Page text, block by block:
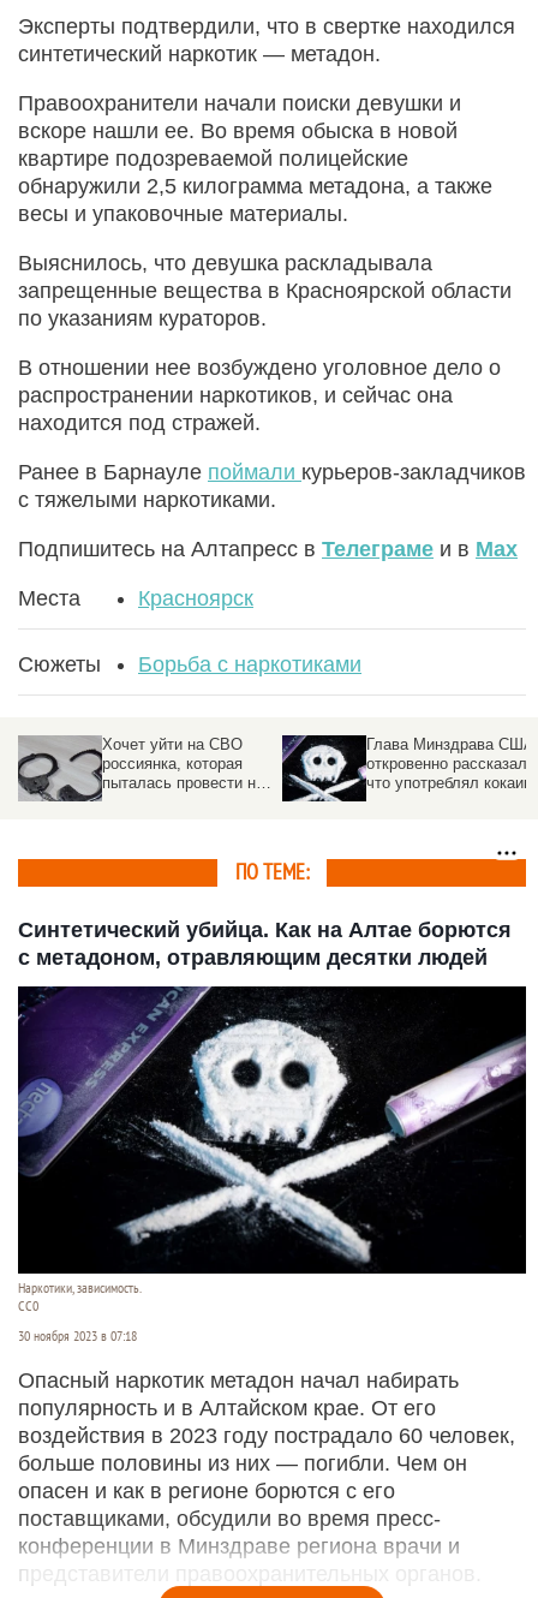
Эксперты подтвердили, что в свертке находился
синтетический наркотик — метадон.
Правоохранители начали поиски девушки и
вскоре нашли ее. Во время обыска в новой
квартире подозреваемой полицейские
обнаружили 2,5 килограмма метадона, а также
весы и упаковочные материалы.
Выяснилось, что девушка раскладывала
запрещенные вещества в Красноярской области
по указаниям кураторов.
В отношении нее возбуждено уголовное дело о
распространении наркотиков, и сейчас она
находится под стражей.
Ранее в Барнауле поймали курьеров-закладчиков
с тяжелыми наркотиками.
Подпишитесь на Алтапресс в Телеграме и в Max
Места Красноярск
Сюжеты Борьба с наркотиками
Хочет уйти на СВО
россиянка, которая
пыталась провести на
Глава Минздрава США
откровенно рассказал,
что употреблял кокаин
ПО ТЕМЕ:
Синтетический убийца. Как на Алтае борются
с метадоном, отравляющим десятки людей
Наркотики, зависимость.
CC0
30 ноября 2023 в 07:18
Опасный наркотик метадон начал набирать
популярность и в Алтайском крае. От его
воздействия в 2023 году пострадало 60 человек,
больше половины из них — погибли. Чем он
опасен и как в регионе борются с его
поставщиками, обсудили во время пресс-
конференции в Минздраве региона врачи и
представители правоохранительных органов.